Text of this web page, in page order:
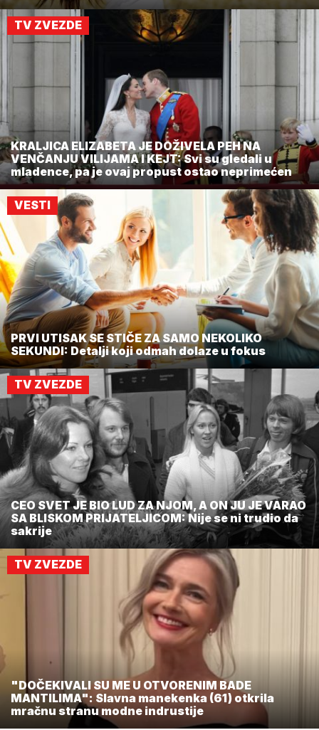
TV ZVEZDE
KRALJICA ELIZABETA JE DOŽIVELA PEH NA
VENČANJU VILIJAMA I KEJT: Svi su gledali u
mladence, pa je ovaj propust ostao neprimećen
VESTI
PRVI UTISAK SE STIČE ZA SAMO NEKOLIKO
SEKUNDI: Detalji koji odmah dolaze u fokus
TV ZVEZDE
CEO SVET JE BIO LUD ZA NJOM, A ON JU JE VARAO
SA BLISKOM PRIJATELJICOM: Nije se ni trudio da
sakrije
TV ZVEZDE
"DOČEKIVALI SU ME U OTVORENIM BADE
MANTILIMA": Slavna manekenka (61) otkrila
mračnu stranu modne indrustije